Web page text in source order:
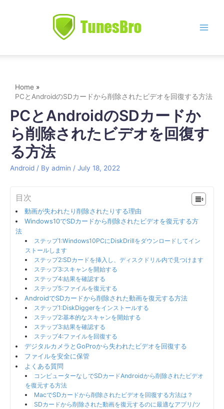
Home
PCとAndroidのSDカードから削除されたビデオを回復する方法
PCとAndroidのSDカードか
ら削除されたビデオを回復す
る方法
Android / By admin / July 18, 2022
目次
動画が失われたり削除されたりする理由
Windows10でSDカードから削除されたビデオを復元する方
法
ステップ1:Windows10PCにDiskDrillをダウンロードしてイン
ストールします
ステップ2:SDカードを挿入し、ディスクドリル内で見つけます
ステップ3:スキャンを開始する
ステップ4:結果を確認する
ステップ5:ファイルを復元する
AndroidでSDカードから削除された動画を復元する方法
ステップ1:DiskDiggerをインストールする
ステップ2:基本的なスキャンを開始する
ステップ3:結果を確認する
ステップ4:ファイルを回復する
デジタルカメラとGoProから失われたビデオを回復する
ファイルを安全に保管
よくある質問
コンピューターなしでSDカードAndroidから削除されたビデオ
を復元する方法
MacでSDカードから削除されたビデオを回復する方法は？
SDカードから削除された動画を復元するのに最適なアプリ/ツ